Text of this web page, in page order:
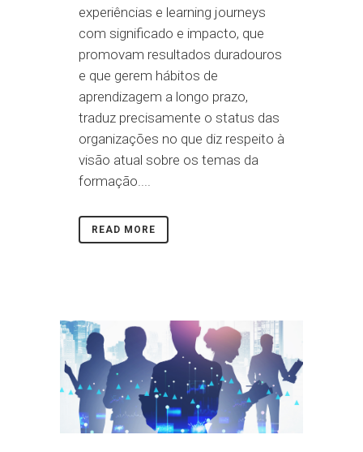
experiências e learning journeys
com significado e impacto, que
promovam resultados duradouros
e que gerem hábitos de
aprendizagem a longo prazo,
traduz precisamente o status das
organizações no que diz respeito à
visão atual sobre os temas da
formação....
READ MORE